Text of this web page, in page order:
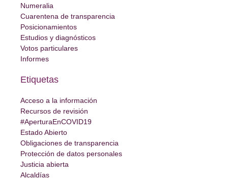
Numeralia
Cuarentena de transparencia
Posicionamientos
Estudios y diagnósticos
Votos particulares
Informes
Etiquetas
Acceso a la información
Recursos de revisión
#AperturaEnCOVID19
Estado Abierto
Obligaciones de transparencia
Protección de datos personales
Justicia abierta
Alcaldías